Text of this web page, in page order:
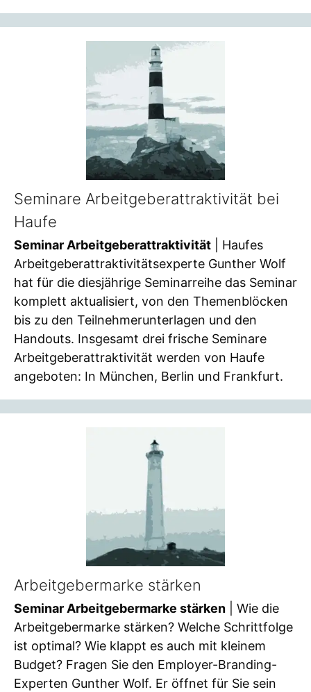
Seminare Arbeitgeberattraktivität bei
Haufe
Seminar Arbeitgeberattraktivität | Haufes
Arbeitgeberattraktivitätsexperte Gunther Wolf
hat für die diesjährige Seminarreihe das Seminar
komplett aktualisiert, von den Themenblöcken
bis zu den Teilnehmerunterlagen und den
Handouts. Insgesamt drei frische Seminare
Arbeitgeberattraktivität werden von Haufe
angeboten: In München, Berlin und Frankfurt.
Arbeitgebermarke stärken
Seminar Arbeitgebermarke stärken | Wie die
Arbeitgebermarke stärken? Welche Schrittfolge
ist optimal? Wie klappt es auch mit kleinem
Budget? Fragen Sie den Employer-Branding-
Experten Gunther Wolf. Er öffnet für Sie sein